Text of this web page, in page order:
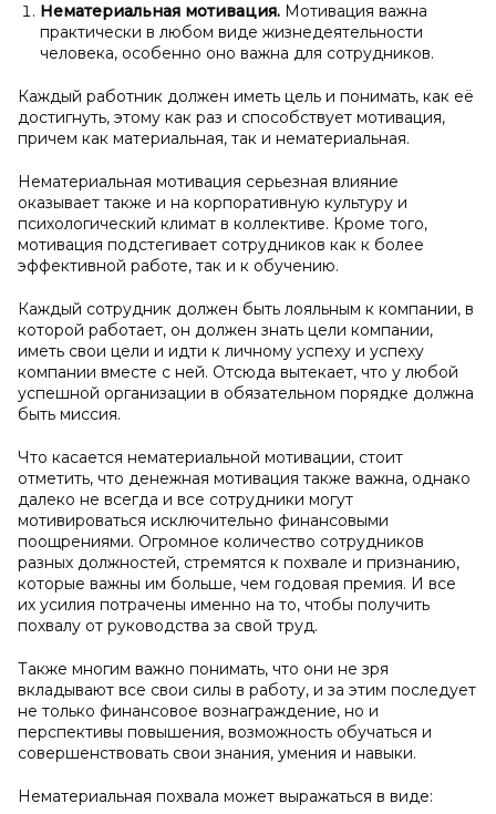
Нематериальная мотивация. Мотивация важна
практически в любом виде жизнедеятельности
человека, особенно оно важна для сотрудников.
Каждый работник должен иметь цель и понимать, как её
достигнуть, этому как раз и способствует мотивация,
причем как материальная, так и нематериальная.
Нематериальная мотивация серьезная влияние
оказывает также и на корпоративную культуру и
психологический климат в коллективе. Кроме того,
мотивация подстегивает сотрудников как к более
эффективной работе, так и к обучению.
Каждый сотрудник должен быть лояльным к компании, в
которой работает, он должен знать цели компании,
иметь свои цели и идти к личному успеху и успеху
компании вместе с ней. Отсюда вытекает, что у любой
успешной организации в обязательном порядке должна
быть миссия.
Что касается нематериальной мотивации, стоит
отметить, что денежная мотивация также важна, однако
далеко не всегда и все сотрудники могут
мотивироваться исключительно финансовыми
поощрениями. Огромное количество сотрудников
разных должностей, стремятся к похвале и признанию,
которые важны им больше, чем годовая премия. И все
их усилия потрачены именно на то, чтобы получить
похвалу от руководства за свой труд.
Также многим важно понимать, что они не зря
вкладывают все свои силы в работу, и за этим последует
не только финансовое вознаграждение, но и
перспективы повышения, возможность обучаться и
совершенствовать свои знания, умения и навыки.
Нематериальная похвала может выражаться в виде: